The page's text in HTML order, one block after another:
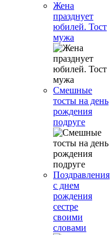
Жена
празднует
юбилей. Тост
мужа
Смешные
тосты на день
рождения
подруге
Поздравления
с днем
рождения
сестре
своими
словами